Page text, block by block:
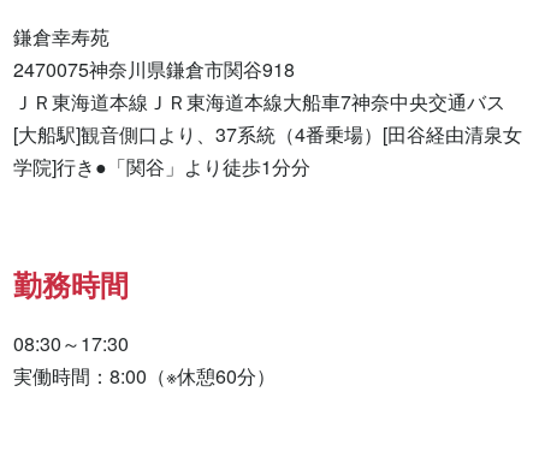
鎌倉幸寿苑
2470075神奈川県鎌倉市関谷918
ＪＲ東海道本線ＪＲ東海道本線大船車7神奈中央交通バス
[大船駅]観音側口より、37系統（4番乗場）[田谷経由清泉女
学院]行き●「関谷」より徒歩1分分
勤務時間
08:30～17:30
実働時間：8:00（※休憩60分）